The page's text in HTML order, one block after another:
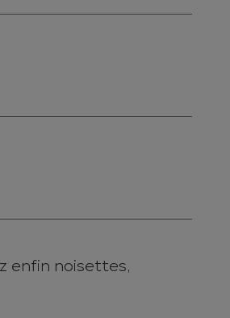
enfin noisettes,